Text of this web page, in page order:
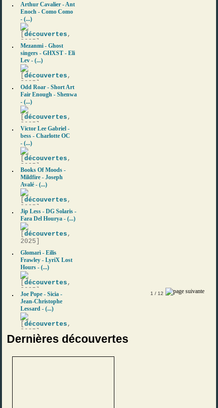
Arthur Cavalier - Ant
Enoch - Como Como
- (...)
[découvertes ,
2025]
Mezanmi - Ghost
singers - GHXST - Eli
Lev - (...)
[découvertes ,
2025]
Odd Roar - Short Art
Fair Enough - Shenwa
- (...)
[découvertes ,
2025]
Victor Lee Gabriel -
bess - Charlotte OC
- (...)
[découvertes ,
2025]
Books Of Moods -
Mildfire - Joseph
Avalé - (...)
[découvertes ,
2025]
Jip Less - DG Solaris -
Fara Del Hourya - (...)
[découvertes ,
2025]
Glomarì - Eilis
Frawley - LyriX Lost
Hours - (...)
[découvertes ,
2025]
Joe Pope - Sicia -
Jean-Christophe
Lessard - (...)
[découvertes ,
2025]
1 / 12
Dernières découvertes